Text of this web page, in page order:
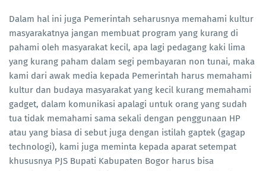
Dalam hal ini juga Pemerintah seharusnya memahami kultur
masyarakatnya jangan membuat program yang kurang di
pahami oleh masyarakat kecil, apa lagi pedagang kaki lima
yang kurang paham dalam segi pembayaran non tunai, maka
kami dari awak media kepada Pemerintah harus memahami
kultur dan budaya masyarakat yang kecil kurang memahami
gadget, dalam komunikasi apalagi untuk orang yang sudah
tua tidak memahami sama sekali dengan penggunaan HP
atau yang biasa di sebut juga dengan istilah gaptek (gagap
technologi), kami juga meminta kepada aparat setempat
khususnya PJS Bupati Kabupaten Bogor harus bisa